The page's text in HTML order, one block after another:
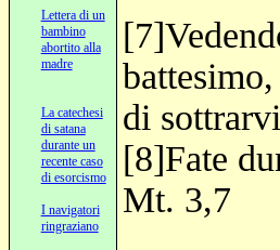
Lettera di un
bambino
abortito alla
madre
La catechesi
di satana
durante un
recente caso
di esorcismo
I navigatori
ringraziano
di
[8]Fate
Mt. 3,7